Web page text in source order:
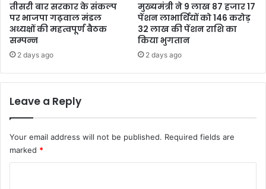
तीसरी बार सरकार के संकल्प
पर भाजपा गढ़वाल मंडल
अध्यक्षों की महत्वपूर्ण बैठक
सम्पन्न
2 days ago
मुख्यमंत्री ने 9 लाख 87 हजार 17
पेंशन लाभार्थियों को 146 करोड़
32 लाख की पेंशन राशि का
किया भुगतान
2 days ago
Leave a Reply
Your email address will not be published. Required fields are
marked *